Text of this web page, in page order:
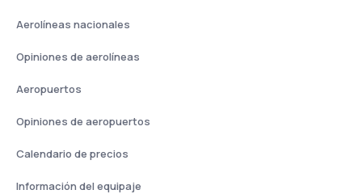
Aerolíneas nacionales
Opiniones de aerolíneas
Aeropuertos
Opiniones de aeropuertos
Calendario de precios
Información del equipaje